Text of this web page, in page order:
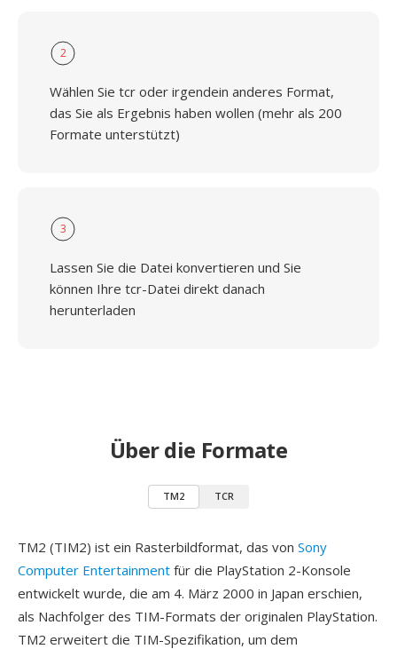
2
Wählen Sie tcr oder irgendein anderes Format,
das Sie als Ergebnis haben wollen (mehr als 200
Formate unterstützt)
3
Lassen Sie die Datei konvertieren und Sie
können Ihre tcr-Datei direkt danach
herunterladen
Über die Formate
TM2 TCR
TM2 (TIM2) ist ein Rasterbildformat, das von Sony
Computer Entertainment für die PlayStation 2-Konsole
entwickelt wurde, die am 4. März 2000 in Japan erschien,
als Nachfolger des TIM-Formats der originalen PlayStation.
TM2 erweitert die TIM-Spezifikation, um dem